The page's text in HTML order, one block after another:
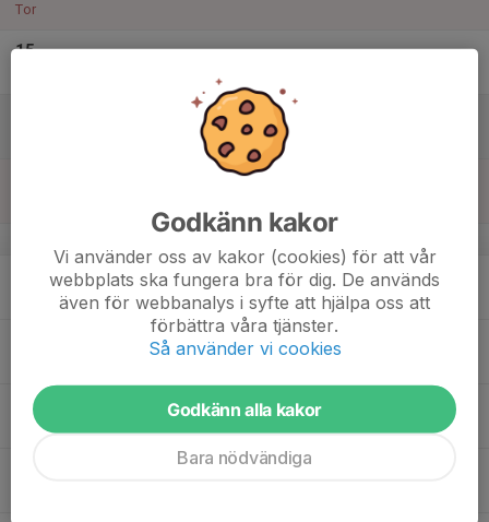
Tor
15
20
Ons
Utomhusträning handboll
Utomhusträning handboll
Godkänn kakor
Vi använder oss av kakor (cookies) för att vår
webbplats ska fungera bra för dig. De används
även för webbanalys i syfte att hjälpa oss att
förbättra våra tjänster.
Så använder vi cookies
Godkänn alla kakor
Bara nödvändiga